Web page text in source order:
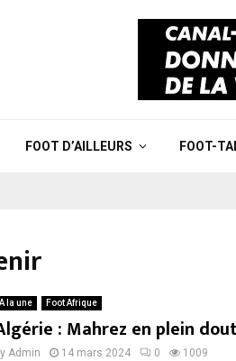
FOOT D’AILLEURS FOOT-
A la une Foot Afrique
: Mahrez en plein
Admin 14 mars 2024 0 1009